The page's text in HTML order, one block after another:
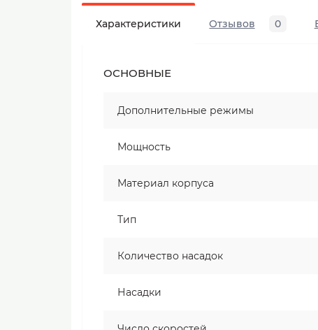
Характеристики Отзывов 0
ОСНОВНЫЕ
Дополнительные режимы
Мощность
Материал корпуса
Тип
Количество насадок
Насадки